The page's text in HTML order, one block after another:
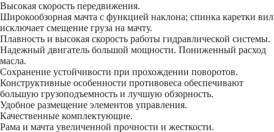
Высокая скорость передвижения.
Широкообзорная мачта с функцией наклона; спинка каретки вил
исключает смещение груза на мачту.
Плавность и высокая скорость работы гидравлической системы.
Надежный двигатель большой мощности. Пониженный расход
масла.
Сохранение устойчивости при прохождении поворотов.
Конструктивные особенности противовеса обеспечивают
большую грузоподъемность и лучшую обзорность.
Удобное размещение элементов управления.
Качественные комплектующие.
Рама и мачта увеличенной прочности и жесткости.